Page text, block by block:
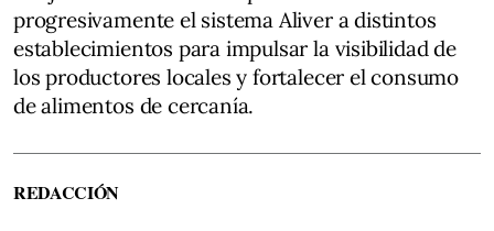
progresivamente el sistema Aliver a distintos
establecimientos para impulsar la visibilidad de
los productores locales y fortalecer el consumo
de alimentos de cercanía.
REDACCIÓN